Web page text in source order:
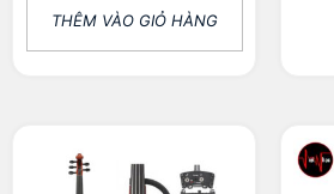
THÊM VÀO GIỎ HÀNG